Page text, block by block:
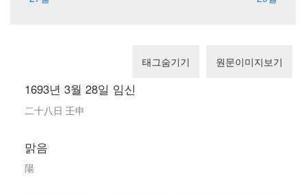
태그숨기기 원문이미지보기
1693년 3월 28일 임신
二十八日 壬申
맑음
陽